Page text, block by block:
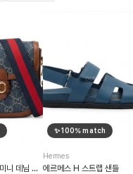
구찌 홀스빗 1955 미니 데님 크로스백
✨100% match
Hermes
에르메스 H 스트랩 샌들